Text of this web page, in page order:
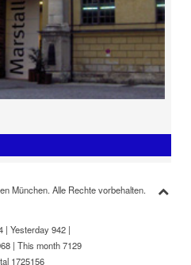
München. Alle Rechte vorbehalten.
| Yesterday 942 |
| This month 7129
1725156